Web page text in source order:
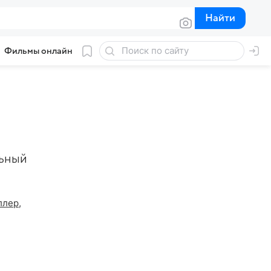
Найти
Найти
Фильмы онлайн
,